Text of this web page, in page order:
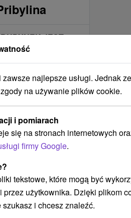
BUDYNEK JEST
OBJĘTY ZASIĘGIEM
KOMÓRKOWEJ
Telekom
Orange
4ka
Vodafone
JEST
ODPOWIEDNIE DLA
Na letnú dovolenku
Na zimnú dovolenku
najlepsze usługi. Jednak
na używanie plików cookie.
i pomiarach
się na stronach internetowych
firmy Google.
tekstowe, które mogą być
przez użytkownika. Dzięki plikom
i chcesz znaleźć.